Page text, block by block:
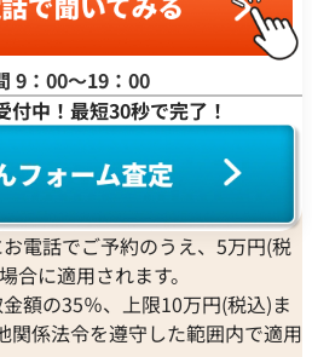
9：00〜19：00
付中！最短30秒で完了！
電話でご予約のうえ、5万円(税
合に適用されます。
額の35％、上限10万円(税込)ま
関係法令を遵守した範囲内で適用